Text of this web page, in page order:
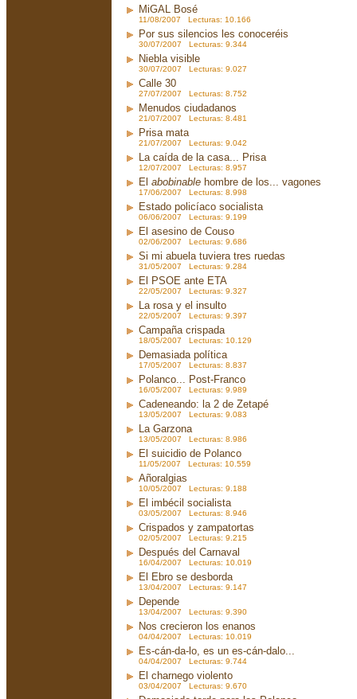
MiGAL Bosé
11/08/2007 Lecturas: 10.166
Por sus silencios les conoceréis
30/07/2007 Lecturas: 9.344
Niebla visible
30/07/2007 Lecturas: 9.027
Calle 30
27/07/2007 Lecturas: 8.752
Menudos ciudadanos
21/07/2007 Lecturas: 8.481
Prisa mata
21/07/2007 Lecturas: 9.042
La caída de la casa... Prisa
12/07/2007 Lecturas: 8.957
El abobinable hombre de los... vagones
17/06/2007 Lecturas: 8.998
Estado policíaco socialista
06/06/2007 Lecturas: 9.199
El asesino de Couso
02/06/2007 Lecturas: 9.686
Si mi abuela tuviera tres ruedas
31/05/2007 Lecturas: 9.284
El PSOE ante ETA
22/05/2007 Lecturas: 9.327
La rosa y el insulto
22/05/2007 Lecturas: 9.397
Campaña crispada
18/05/2007 Lecturas: 10.129
Demasiada política
17/05/2007 Lecturas: 8.837
Polanco... Post-Franco
16/05/2007 Lecturas: 9.989
Cadeneando: la 2 de Zetapé
13/05/2007 Lecturas: 9.083
La Garzona
13/05/2007 Lecturas: 8.986
El suicidio de Polanco
11/05/2007 Lecturas: 10.559
Añoralgias
10/05/2007 Lecturas: 9.188
El imbécil socialista
03/05/2007 Lecturas: 8.946
Crispados y zampatortas
02/05/2007 Lecturas: 9.215
Después del Carnaval
16/04/2007 Lecturas: 10.019
El Ebro se desborda
13/04/2007 Lecturas: 9.147
Depende
13/04/2007 Lecturas: 9.390
Nos crecieron los enanos
04/04/2007 Lecturas: 10.019
Es-cán-da-lo, es un es-cán-dalo...
04/04/2007 Lecturas: 9.744
El charnego violento
03/04/2007 Lecturas: 9.670